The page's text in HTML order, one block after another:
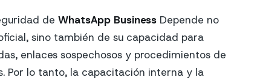
de WhatsApp Business Depende no
sino también de su capacidad para
enlaces sospechosos y procedimientos de
Por lo tanto, la capacitación interna y la